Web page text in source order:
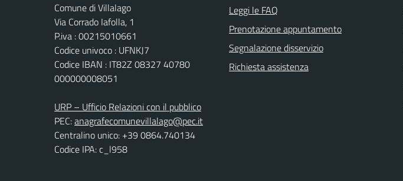
Comune di Villalago
Via Corrado Iafolla, 1
P.iva : 00215010661
Codice univoco : UFNKJ7
Codice IBAN : IT82Z 08327 40780
000000008051
URP – Ufficio Relazioni con il pubblico
PEC:anagrafecomunevillalago@pec.it
Centralino unico: +39 0864.740134
Codice IPA: c_l958
Leggi le FAQ
Prenotazione appuntamento
Segnalazione disservizio
Richiesta assistenza